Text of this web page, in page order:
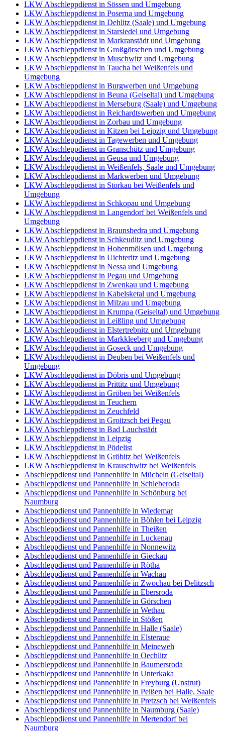
LKW Abschleppdienst in Sössen und Umgebung
LKW Abschleppdienst in Poserna und Umgebung
LKW Abschleppdienst in Dehlitz (Saale) und Umgebung
LKW Abschleppdienst in Starsiedel und Umgebung
LKW Abschleppdienst in Markranstädt und Umgebung
LKW Abschleppdienst in Großgörschen und Umgebung
LKW Abschleppdienst in Muschwitz und Umgebung
LKW Abschleppdienst in Taucha bei Weißenfels und
Umgebung
LKW Abschleppdienst in Burgwerben und Umgebung
LKW Abschleppdienst in Beuna (Geiseltal) und Umgebung
LKW Abschleppdienst in Merseburg (Saale) und Umgebung
LKW Abschleppdienst in Reichardtswerben und Umgebung
LKW Abschleppdienst in Zorbau und Umgebung
LKW Abschleppdienst in Kitzen bei Leipzig und Umgebung
LKW Abschleppdienst in Tagewerben und Umgebung
LKW Abschleppdienst in Granschütz und Umgebung
LKW Abschleppdienst in Geusa und Umgebung
LKW Abschleppdienst in Weißenfels, Saale und Umgebung
LKW Abschleppdienst in Markwerben und Umgebung
LKW Abschleppdienst in Storkau bei Weißenfels und
Umgebung
LKW Abschleppdienst in Schkopau und Umgebung
LKW Abschleppdienst in Langendorf bei Weißenfels und
Umgebung
LKW Abschleppdienst in Braunsbedra und Umgebung
LKW Abschleppdienst in Schkeuditz und Umgebung
LKW Abschleppdienst in Hohenmölsen und Umgebung
LKW Abschleppdienst in Uichteritz und Umgebung
LKW Abschleppdienst in Nessa und Umgebung
LKW Abschleppdienst in Pegau und Umgebung
LKW Abschleppdienst in Zwenkau und Umgebung
LKW Abschleppdienst in Kabelsketal und Umgebung
LKW Abschleppdienst in Milzau und Umgebung
LKW Abschleppdienst in Krumpa (Geiseltal) und Umgebung
LKW Abschleppdienst in Leißling und Umgebung
LKW Abschleppdienst in Elstertrebnitz und Umgebung
LKW Abschleppdienst in Markkleeberg und Umgebung
LKW Abschleppdienst in Goseck und Umgebung
LKW Abschleppdienst in Deuben bei Weißenfels und
Umgebung
LKW Abschleppdienst in Döbris und Umgebung
LKW Abschleppdienst in Prittitz und Umgebung
LKW Abschleppdienst in Gröben bei Weißenfels
LKW Abschleppdienst in Teuchern
LKW Abschleppdienst in Zeuchfeld
LKW Abschleppdienst in Groitzsch bei Pegau
LKW Abschleppdienst in Bad Lauchstädt
LKW Abschleppdienst in Leipzig
LKW Abschleppdienst in Pödelist
LKW Abschleppdienst in Gröbitz bei Weißenfels
LKW Abschleppdienst in Krauschwitz bei Weißenfels
Abschleppdienst und Pannenhilfe in Mücheln (Geiseltal)
Abschleppdienst und Pannenhilfe in Schleberoda
Abschleppdienst und Pannenhilfe in Schönburg bei
Naumburg
Abschleppdienst und Pannenhilfe in Wiedemar
Abschleppdienst und Pannenhilfe in Böhlen bei Leipzig
Abschleppdienst und Pannenhilfe in Theißen
Abschleppdienst und Pannenhilfe in Luckenau
Abschleppdienst und Pannenhilfe in Nonnewitz
Abschleppdienst und Pannenhilfe in Gieckau
Abschleppdienst und Pannenhilfe in Rötha
Abschleppdienst und Pannenhilfe in Wachau
Abschleppdienst und Pannenhilfe in Zwochau bei Delitzsch
Abschleppdienst und Pannenhilfe in Ebersroda
Abschleppdienst und Pannenhilfe in Görschen
Abschleppdienst und Pannenhilfe in Wethau
Abschleppdienst und Pannenhilfe in Stößen
Abschleppdienst und Pannenhilfe in Halle (Saale)
Abschleppdienst und Pannenhilfe in Elsteraue
Abschleppdienst und Pannenhilfe in Meineweh
Abschleppdienst und Pannenhilfe in Oechlitz
Abschleppdienst und Pannenhilfe in Baumersroda
Abschleppdienst und Pannenhilfe in Unterkaka
Abschleppdienst und Pannenhilfe in Freyburg (Unstrut)
Abschleppdienst und Pannenhilfe in Peißen bei Halle, Saale
Abschleppdienst und Pannenhilfe in Pretzsch bei Weißenfels
Abschleppdienst und Pannenhilfe in Naumburg (Saale)
Abschleppdienst und Pannenhilfe in Mertendorf bei
Naumburg